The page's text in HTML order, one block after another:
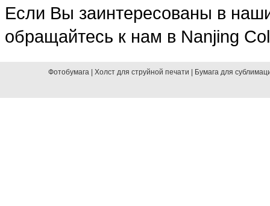
Если Вы заинтересованы в
обращайтесь к нам в Nanjing
Фотобумага Холст для струйной печати Бумага для